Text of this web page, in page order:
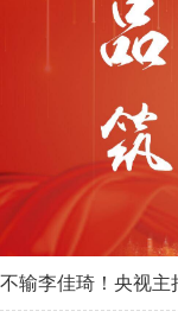
不输李佳琦！央视主